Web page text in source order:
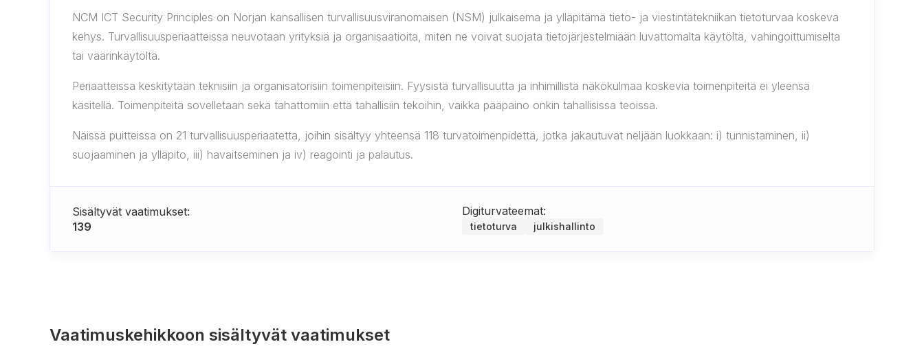
NCM ICT Security Principles on Norjan kansallisen turvallisuusviranomaisen (NSM) julkaisema ja ylläpitämä tieto- ja viestintätekniikan tietoturvaa koskeva
kehys. Turvallisuusperiaatteissa neuvotaan yrityksiä ja organisaatioita, miten ne voivat suojata tietojärjestelmiään luvattomalta käytöltä, vahingoittumiselta
tai väärinkäytöltä.
Periaatteissa keskitytään teknisiin ja organisatorisiin toimenpiteisiin. Fyysistä turvallisuutta ja inhimillistä näkökulmaa koskevia toimenpiteitä ei yleensä
käsitellä. Toimenpiteitä sovelletaan sekä tahattomiin että tahallisiin tekoihin, vaikka pääpaino onkin tahallisissa teoissa.
Näissä puitteissa on 21 turvallisuusperiaatetta, joihin sisältyy yhteensä 118 turvatoimenpidettä, jotka jakautuvat neljään luokkaan: i) tunnistaminen, ii)
suojaaminen ja ylläpito, iii) havaitseminen ja iv) reagointi ja palautus.
Sisältyvät vaatimukset:
139
Digiturvateemat:
tietoturva julkishallinto
Vaatimuskehikkoon sisältyvät vaatimukset